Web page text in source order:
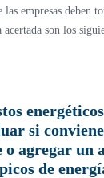
empresas deben
son los
si
o agregar un
de